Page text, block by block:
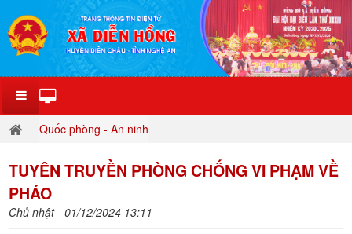
Quốc phòng - An ninh
TUYÊN TRUYỀN PHÒNG CHỐNG VI PHẠM VỀ
PHÁO
Chủ nhật - 01/12/2024 13:11